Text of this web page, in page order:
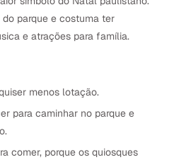
parque e costuma ter
e atrações para família.
menos lotação.
para caminhar no parque e
comer, porque os quiosques